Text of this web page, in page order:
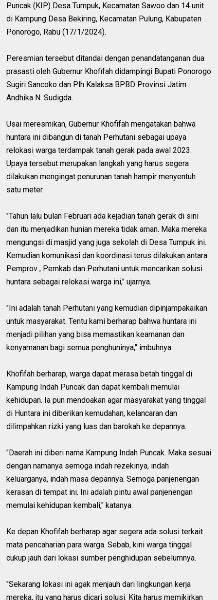
Puncak (KIP) Desa Tumpuk, Kecamatan Sawoo dan 14 unit
di Kampung Desa Bekiring, Kecamatan Pulung, Kabupaten
Ponorogo, Rabu (17/1/2024).
Peresmian tersebut ditandai dengan penandatanganan dua
prasasti oleh Gubernur Khofifah didampingi Bupati Ponorogo
Sugiri Sancoko dan Plh Kalaksa BPBD Provinsi Jatim
Andhika N. Sudigda.
Usai meresmikan, Gubernur Khofifah mengatakan bahwa
huntara ini dibangun di tanah Perhutani sebagai upaya
relokasi warga terdampak tanah gerak pada awal 2023.
Upaya tersebut merupakan langkah yang harus segera
dilakukan mengingat penurunan tanah hampir menyentuh
satu meter.
"Tahun lalu bulan Februari ada kejadian tanah gerak di sini
dan itu menjadikan hunian mereka tidak aman. Maka mereka
mengungsi di masjid yang juga sekolah di Desa Tumpuk ini.
Kemudian komunikasi dan koordinasi terus dilakukan antara
Pemprov , Pemkab dan Perhutani untuk mencarikan solusi
huntara sebagai relokasi warga ini," ujarnya.
"Ini adalah tanah Perhutani yang kemudian dipinjampakaikan
untuk masyarakat. Tentu kami berharap bahwa huntara ini
menjadi pilihan yang bisa memastikan keamanan dan
kenyamanan bagi semua penghuninya," imbuhnya.
Khofifah berharap, warga dapat merasa betah tinggal di
Kampung Indah Puncak dan dapat kembali memulai
kehidupan. Ia pun mendoakan agar masyarakat yang tinggal
di Huntara ini diberikan kemudahan, kelancaran dan
dilimpahkan rizki yang luas dan barokah ke depannya.
"Daerah ini diberi nama Kampung Indah Puncak. Maka sesuai
dengan namanya semoga indah rezekinya, indah
keluarganya, indah masa depannya. Semoga panjenengan
kerasan di tempat ini. Ini adalah pintu awal panjenengan
memulai kehidupan kembali," katanya.
Ke depan Khofifah berharap agar segera ada solusi terkait
mata pencaharian para warga. Sebab, kini warga tinggal
cukup jauh dari lokasi sumber penghidupan sebelumnya.
"Sekarang lokasi ini agak menjauh dari lingkungan kerja
mereka, itu yang harus dicari solusi. Kita harus memikirkan